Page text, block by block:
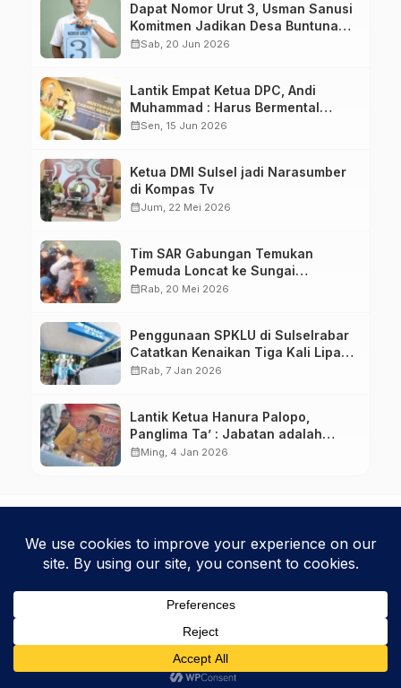
Dapat Nomor Urut 3, Usman Sanusi
Komitmen Jadikan Desa Buntuna
Jauh lebih Baik
calendar_monthSab, 20 Jun 2026
Lantik Empat Ketua DPC, Andi
Muhammad : Harus Bermental
Pejuang
calendar_monthSen, 15 Jun 2026
Ketua DMI Sulsel jadi Narasumber
di Kompas Tv
calendar_monthJum, 22 Mei 2026
Tim SAR Gabungan Temukan
Pemuda Loncat ke Sungai
Pampang Makassar
calendar_monthRab, 20 Mei 2026
Penggunaan SPKLU di Sulselrabar
Catatkan Kenaikan Tiga Kali Lipat
di Tahun 2025
calendar_monthRab, 7 Jan 2026
Lantik Ketua Hanura Palopo,
Panglima Ta’ : Jabatan adalah
amanah siap dipertanggung
calendar_monthMing, 4 Jan 2026